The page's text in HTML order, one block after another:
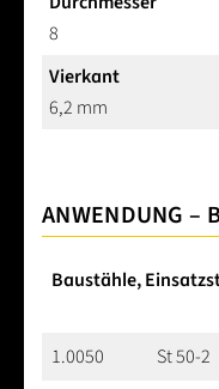
8
Vierkant
6,2 mm
ANWENDUNG –
Baustähle,
1.0050
St 50-2